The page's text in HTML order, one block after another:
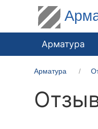
Арматура
Арматура